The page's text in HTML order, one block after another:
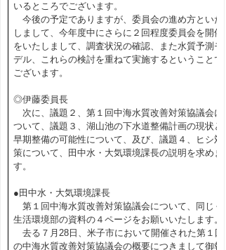
いるところでございます。
今後の予定でありますが、委員会の進め方といた
しまして、今年度中にさらに２回程度委員会を開催
をいたしまして、調査状況の確認、また水質予測モ
デル、これらの検討を重ねて実施するということで
ございます。
◎伊藤委員長
次に、議題２、第１回中海水質改善対策協議会に
ついて、議題３、湖山池の下水道整備計画の現状と
早期整備の可能性について、及び、議題４、ヒシ対
策について、田中水・大気環境課長の説明を求めま
す。
●田中水・大気環境課長
第１回中海水質改善対策協議会について、同じく
生活環境部の資料の４ページをお願いいたします。
去る７月28日、米子市において開催された第１回
の中海水質改善対策協議会の概要につきまして御報